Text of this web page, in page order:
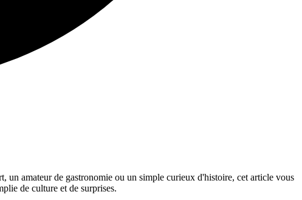
un amateur de gastronomie ou un simple curieux d'histoire, cet article vous
de culture et de surprises.